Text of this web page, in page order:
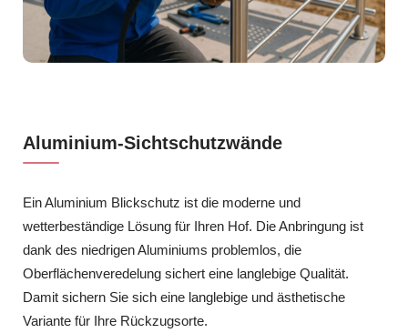
Aluminium-Sichtschutzwände
Ein Aluminium Blickschutz ist die moderne und
wetterbeständige Lösung für Ihren Hof. Die Anbringung ist
dank des niedrigen Aluminiums problemlos, die
Oberflächenveredelung sichert eine langlebige Qualität.
Damit sichern Sie sich eine langlebige und ästhetische
Variante für Ihre Rückzugsorte.